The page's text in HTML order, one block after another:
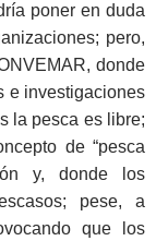
poner en duda
pero,
donde
e investigaciones
la pesca es libre;
de “pesca
y, donde los
pese, a
que los